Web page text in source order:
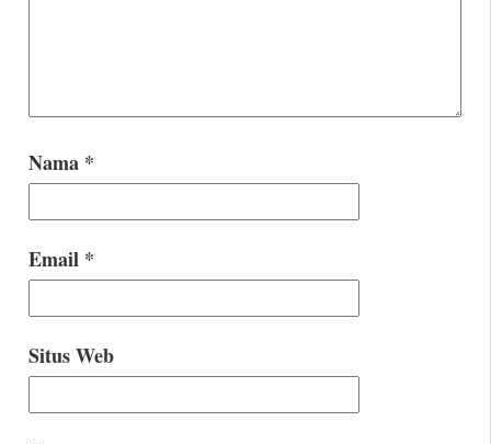
Nama *
Email *
Situs Web